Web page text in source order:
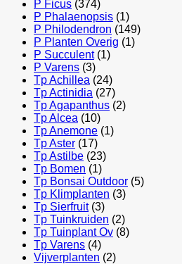
P Ficus (374)
P Phalaenopsis (1)
P Philodendron (149)
P Planten Overig (1)
P Succulent (1)
P Varens (3)
Tp Achillea (24)
Tp Actinidia (27)
Tp Agapanthus (2)
Tp Alcea (10)
Tp Anemone (1)
Tp Aster (17)
Tp Astilbe (23)
Tp Bomen (1)
Tp Bonsai Outdoor (5)
Tp Klimplanten (3)
Tp Sierfruit (3)
Tp Tuinkruiden (2)
Tp Tuinplant Ov (8)
Tp Varens (4)
Vijverplanten (2)